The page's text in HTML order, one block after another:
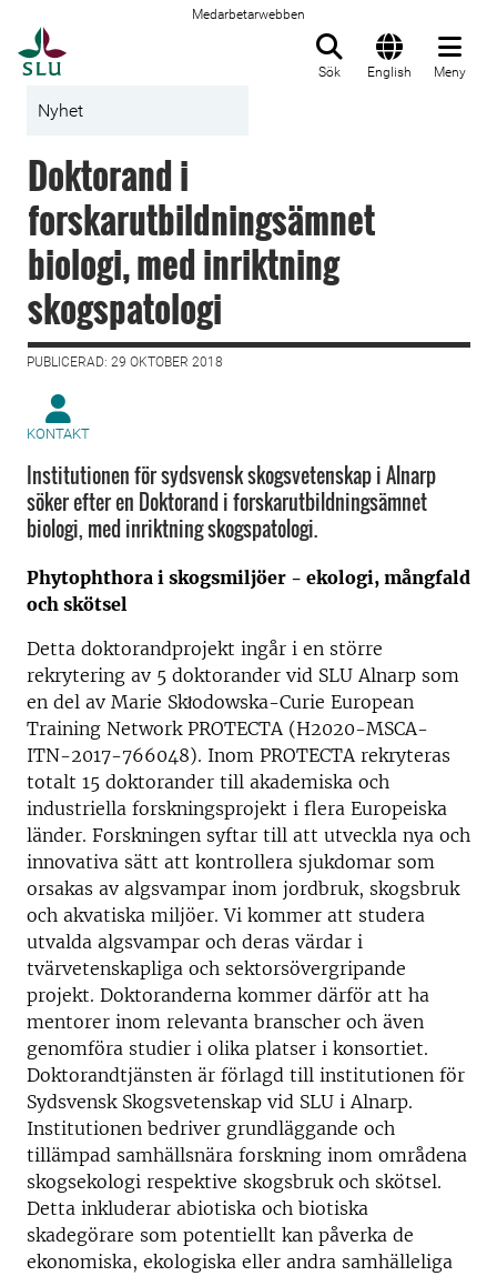
Medarbetarwebben
Sök English Meny
Nyhet
Doktorand i
forskarutbildningsämnet
biologi, med inriktning
skogspatologi
PUBLICERAD: 29 OKTOBER 2018
KONTAKT
Institutionen för sydsvensk skogsvetenskap i Alnarp
söker efter en Doktorand i forskarutbildningsämnet
biologi, med inriktning skogspatologi.
Phytophthora i skogsmiljöer - ekologi, mångfald
och skötsel
Detta doktorandprojekt ingår i en större
rekrytering av 5 doktorander vid SLU Alnarp som
en del av Marie Skłodowska-Curie European
Training Network PROTECTA (H2020-MSCA-
ITN-2017-766048). Inom PROTECTA rekryteras
totalt 15 doktorander till akademiska och
industriella forskningsprojekt i flera Europeiska
länder. Forskningen syftar till att utveckla nya och
innovativa sätt att kontrollera sjukdomar som
orsakas av algsvampar inom jordbruk, skogsbruk
och akvatiska miljöer. Vi kommer att studera
utvalda algsvampar och deras värdar i
tvärvetenskapliga och sektorsövergripande
projekt. Doktoranderna kommer därför att ha
mentorer inom relevanta branscher och även
genomföra studier i olika platser i konsortiet.
Doktorandtjänsten är förlagd till institutionen för
Sydsvensk Skogsvetenskap vid SLU i Alnarp.
Institutionen bedriver grundläggande och
tillämpad samhällsnära forskning inom områdena
skogsekologi respektive skogsbruk och skötsel.
Detta inkluderar abiotiska och biotiska
skadegörare som potentiellt kan påverka de
ekonomiska, ekologiska eller andra samhälleliga